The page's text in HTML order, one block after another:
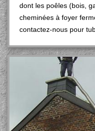
dont les poêles (bois,
cheminées à foyer
contactez-nous pour